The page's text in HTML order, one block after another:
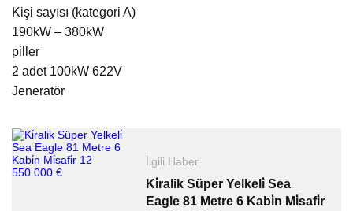
Kişi sayısı (kategori A)
190kW – 380kW
piller
2 adet 100kW 622V
Jeneratör
İlgili Haber
Ki̇ralik Süper Yelkeli̇ Sea
Eagle 81 Metre 6 Kabi̇n Mi̇safi̇r